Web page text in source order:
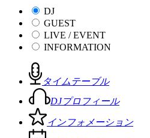
DJ
GUEST
LIVE / EVENT
INFORMATION
タイムテーブル
DJプロフィール
インフォメーション